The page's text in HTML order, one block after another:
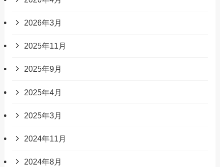
2026年3月
2025年11月
2025年9月
2025年4月
2025年3月
2024年11月
2024年8月